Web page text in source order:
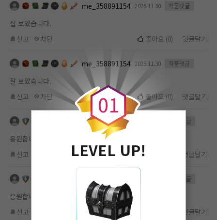
me_358891154 2025.11.30 작품댓글
잘 보았습니다.
신고
차단 좋아요 (0) 댓글달기
me_358891154 2025.11.30 작품댓글
잘 보았습니다.
신고
차단 좋아요 (0) 댓글달기
me_1101619112 작품댓글
응원합니다.
신고
댓글달기
작품댓글
응원합니다.
신고
댓글달기
0
0
1
LEVEL UP!